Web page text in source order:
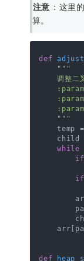
注意 ：这里
算。
def adjust
"""
调整二
:param
:param
    """
temp
child
while
if
if
def